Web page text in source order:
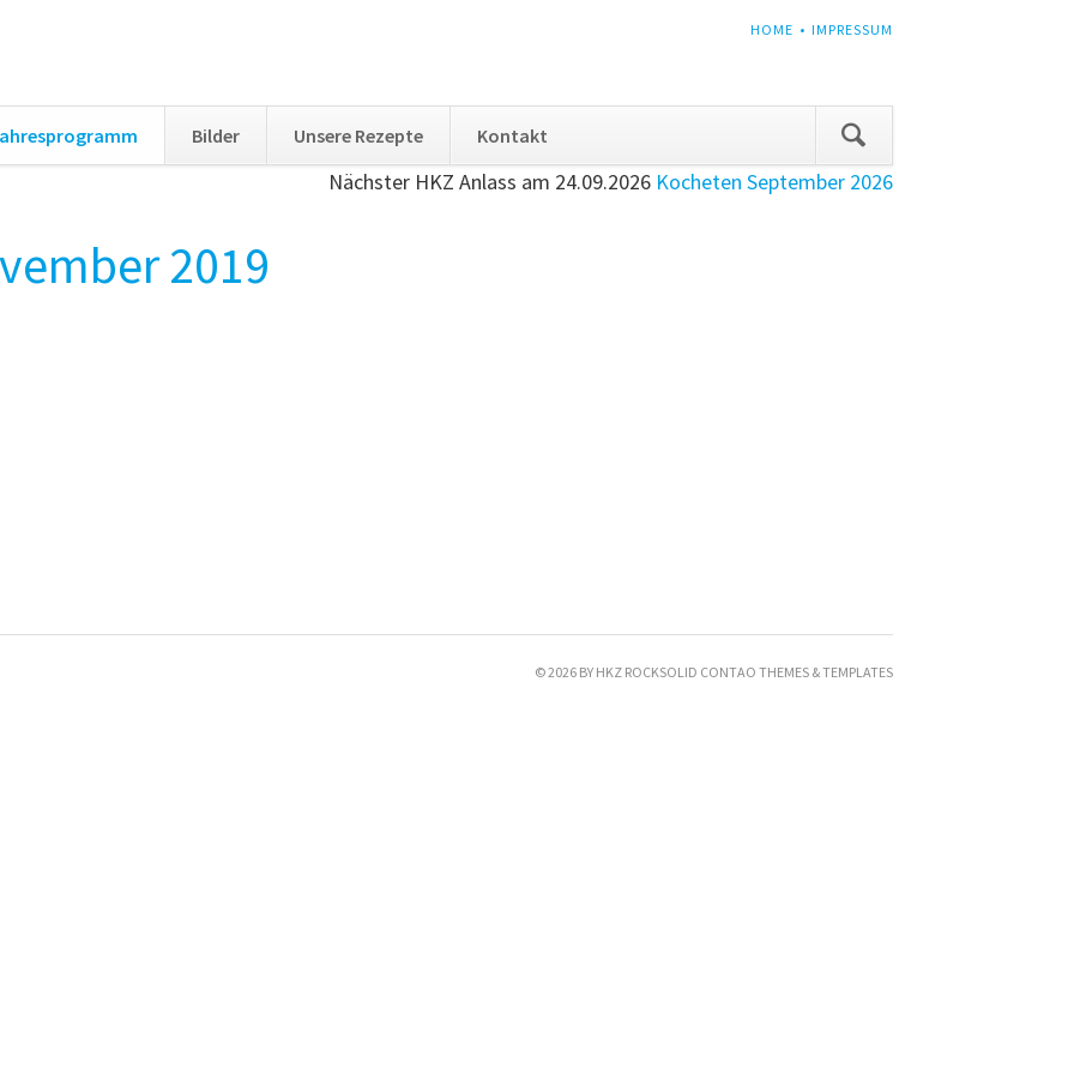
NAVIGATION
HOME IMPRESSUM
überspringen
Bilder Unsere Rezepte Kontakt
Nächster HKZ Anlass am 24.09.2026 Kocheten September 2026
2019
© 2026 BY HKZ ROCKSOLID CONTAO THEMES & TEMPLATES